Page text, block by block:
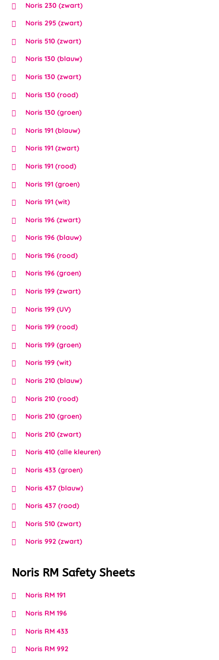
Noris 230 (zwart)
Noris 295 (zwart)
Noris 510 (zwart)
Noris 130 (blauw)
Noris 130 (zwart)
Noris 130 (rood)
Noris 130 (groen)
Noris 191 (blauw)
Noris 191 (zwart)
Noris 191 (rood)
Noris 191 (groen)
Noris 191 (wit)
Noris 196 (zwart)
Noris 196 (blauw)
Noris 196 (rood)
Noris 196 (groen)
Noris 199 (zwart)
Noris 199 (UV)
Noris 199 (rood)
Noris 199 (groen)
Noris 199 (wit)
Noris 210 (blauw)
Noris 210 (rood)
Noris 210 (groen)
Noris 210 (zwart)
Noris 410 (alle kleuren)
Noris 433 (groen)
Noris 437 (blauw)
Noris 437 (rood)
Noris 510 (zwart)
Noris 992 (zwart)
Noris RM Safety Sheets
Noris RM 191
Noris RM 196
Noris RM 433
Noris RM 992